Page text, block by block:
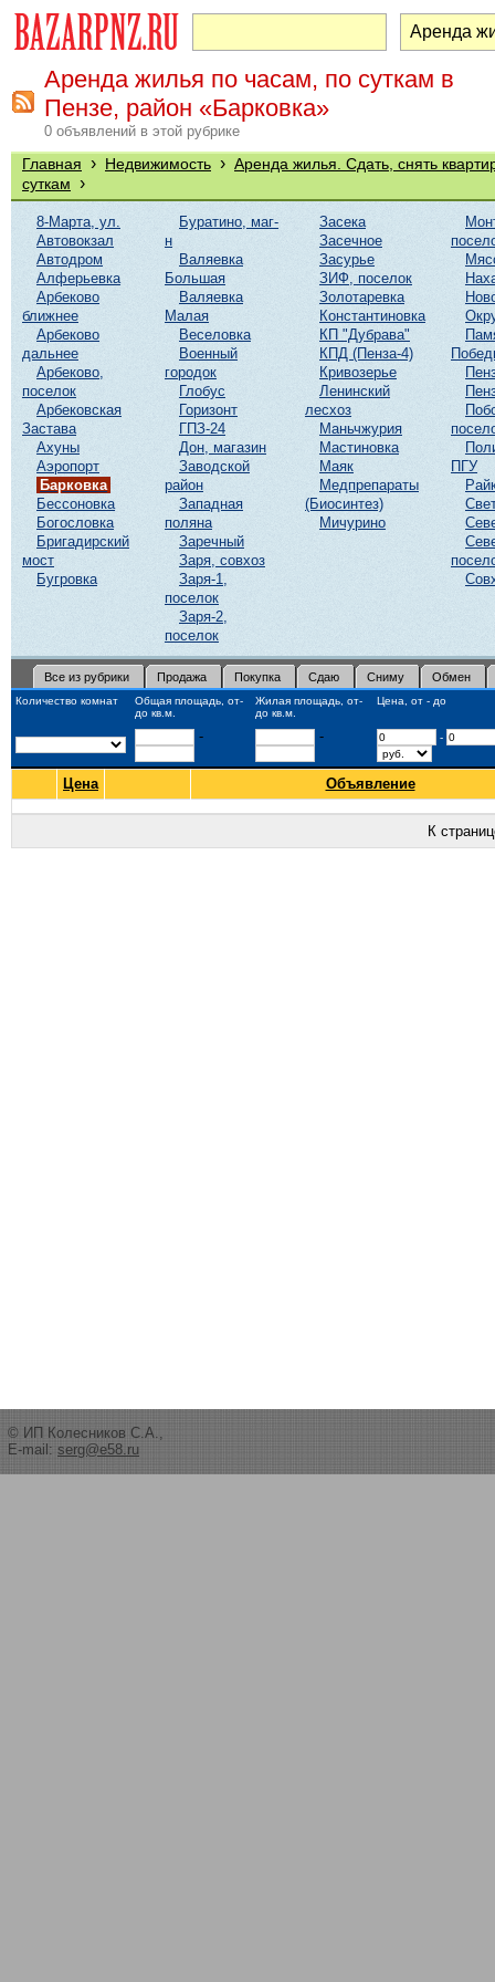
Аренда жилья по часам, по суткам в
Пензе, район «Барковка»
0 объявлений в этой рубрике
Главная › Недвижимость › Аренда жилья. Сдать, снять
суткам ›
8-Марта, ул.
Автовокзал
Автодром
Алферьевка
Арбеково
ближнее
Арбеково
дальнее
Арбеково,
поселок
Арбековская
Застава
Ахуны
Аэропорт
Барковка
Бессоновка
Богословка
Бригадирский
мост
Бугровка
Буратино, маг-
н
Валяевка
Большая
Валяевка
Малая
Веселовка
Военный
городок
Глобус
Горизонт
ГПЗ-24
Дон, магазин
Заводской
район
Западная
поляна
Заречный
Заря, совхоз
Заря-1,
поселок
Заря-2,
поселок
Засека
Засечное
Засурье
ЗИФ, поселок
Золотаревка
Константиновка
КП "Дубрава"
КПД (Пенза-4)
Кривозерье
Ленинский
лесхоз
Маньчжурия
Мастиновка
Маяк
Медпрепараты
(Биосинтез)
Мичурино
ПГУ
Все из рубрики Продажа Покупка Сдаю Сниму Обмен
Количество комнат
Общая площадь, от-
до кв.м.
Жилая площадь, от-
до кв.м.
Цена, от - до
- - -
Цена Объявление
К
© ИП Колесников С.А.,
E-mail: serg@e58.ru